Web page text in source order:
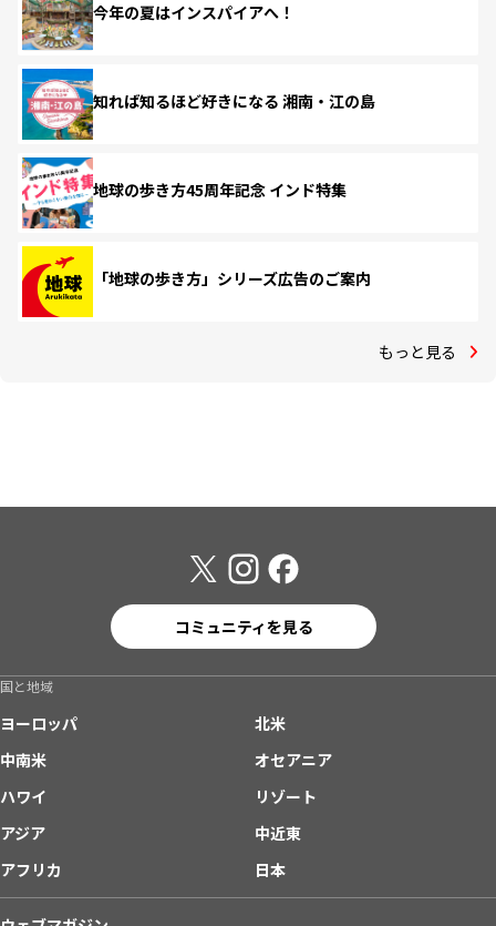
今年の夏はインスパイアへ！
知れば知るほど好きになる 湘南・江の島
地球の歩き方45周年記念 インド特集
「地球の歩き方」シリーズ広告のご案内
もっと見る
コミュニティを見る
国と地域
ヨーロッパ
北米
中南米
オセアニア
ハワイ
リゾート
アジア
中近東
アフリカ
日本